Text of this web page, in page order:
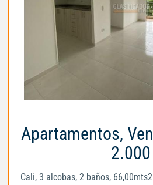
Apartamentos,
2.000
Cali, 3 alcobas, 2 baños, 66,00mts2